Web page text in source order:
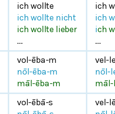
ich wollte
ich wollte nicht
ich wollte lieber
...
ich
ich
ich
...
vol-ēba-m
nōl-ēba-m
māl-ēba-m
vel-
nōl-
vol-ēbā-s
vel-